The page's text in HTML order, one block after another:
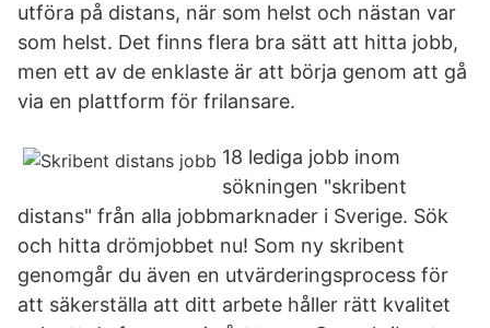
utföra på distans, när som helst och nästan var
som helst. Det finns flera bra sätt att hitta jobb,
men ett av de enklaste är att börja genom att gå
via en plattform för frilansare.
18 lediga jobb inom
sökningen "skribent
distans" från alla jobbmarknader i Sverige. Sök
och hitta drömjobbet nu! Som ny skribent
genomgår du även en utvärderingsprocess för
att säkerställa att ditt arbete håller rätt kvalitet